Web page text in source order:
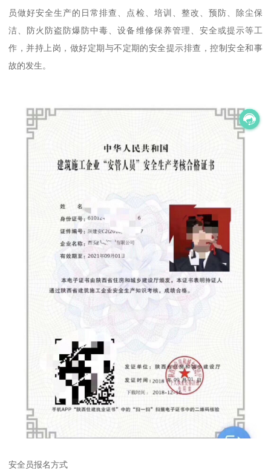
员做好安全生产的日常排查、点检、培训、整改、预防、除尘保
洁、防火防盗防爆防中毒、设备维修保养管理、安全或提示等工
作，并持上岗，做好定期与不定期的安全提示排查，控制安全和事
故的发生。
安全员报名方式